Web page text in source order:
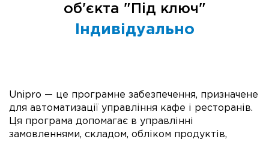
об'єкта "Під ключ"
Індивідуально
Unipro — це програмне забезпечення, призначене
для автоматизації управління кафе і ресторанів.
Ця програма допомагає в управлінні
замовленнями, складом, обліком продуктів,